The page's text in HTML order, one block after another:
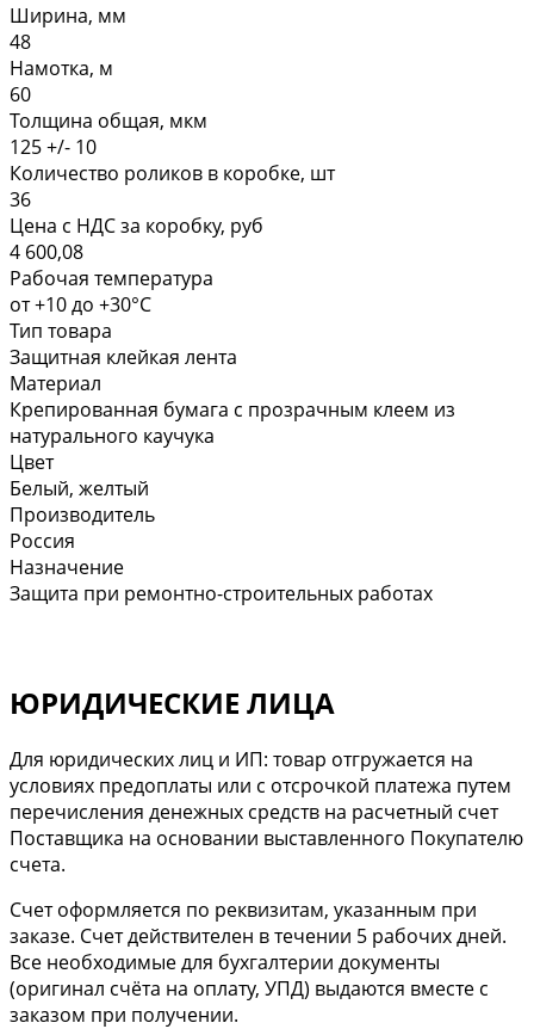
Ширина, мм
48
Намотка, м
60
Толщина общая, мкм
125 +/- 10
Количество роликов в коробке, шт
36
Цена с НДС за коробку, руб
4 600,08
Рабочая температура
от +10 до +30°С
Тип товара
Защитная клейкая лента
Материал
Крепированная бумага с прозрачным клеем из
натурального каучука
Цвет
Белый, желтый
Производитель
Россия
Назначение
Защита при ремонтно-строительных работах
ЮРИДИЧЕСКИЕ ЛИЦА
Для юридических лиц и ИП: товар отгружается на
условиях предоплаты или с отсрочкой платежа путем
перечисления денежных средств на расчетный счет
Поставщика на основании выставленного Покупателю
счета.
Cчет оформляется по реквизитам, указанным при
заказе. Счет действителен в течении 5 рабочих дней.
Все необходимые для бухгалтерии документы
(оригинал счёта на оплату, УПД) выдаются вместе с
заказом при получении.